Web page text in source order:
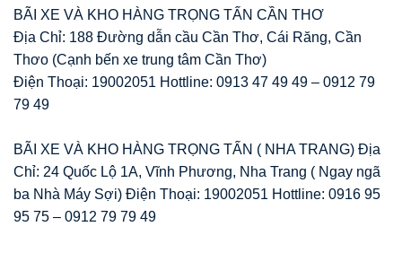
BÃI XE VÀ KHO HÀNG TRỌNG TẤN CẦN THƠ
Địa Chỉ: 188 Đường dẫn cầu Cần Thơ, Cái Răng, Cần
Thơo (Cạnh bến xe trung tâm Cần Thơ)
Điện Thoại: 19002051 Hottline: 0913 47 49 49 – 0912 79
79 49
BÃI XE VÀ KHO HÀNG TRỌNG TẤN ( NHA TRANG) Địa
Chỉ: 24 Quốc Lộ 1A, Vĩnh Phương, Nha Trang ( Ngay ngã
ba Nhà Máy Sợi) Điện Thoại: 19002051 Hottline: 0916 95
95 75 – 0912 79 79 49